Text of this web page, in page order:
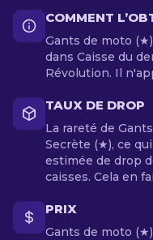
COMMENT
Gants de moto
dans Caisse du
Révolution. Il
TAUX DE DROP
La rareté de
Secrète (★), ce
estimée de drop
caisses. Cela en
PRIX
Gants de moto